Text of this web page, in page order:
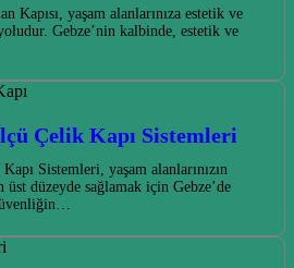
Kapısı, yaşam alanlarınıza estetik ve
Gebze’nin kalbinde, estetik ve
Çelik Kapı Sistemleri
Sistemleri, yaşam alanlarınızın
düzeyde sağlamak için Gebze’de